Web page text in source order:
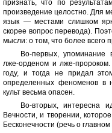
признать, что по
произведение целостно. Для
язык — местами слишком
скорее вопрос перевода).
мысли: о том, что более всего
Во-первых, упоминание
лже-орденом и лже-
году, и тогда не придал
определенных феноменов в
культ весьма опасен.
Во-вторых, интересна
Вечности, и творении,
Бесконечности (речь о главном